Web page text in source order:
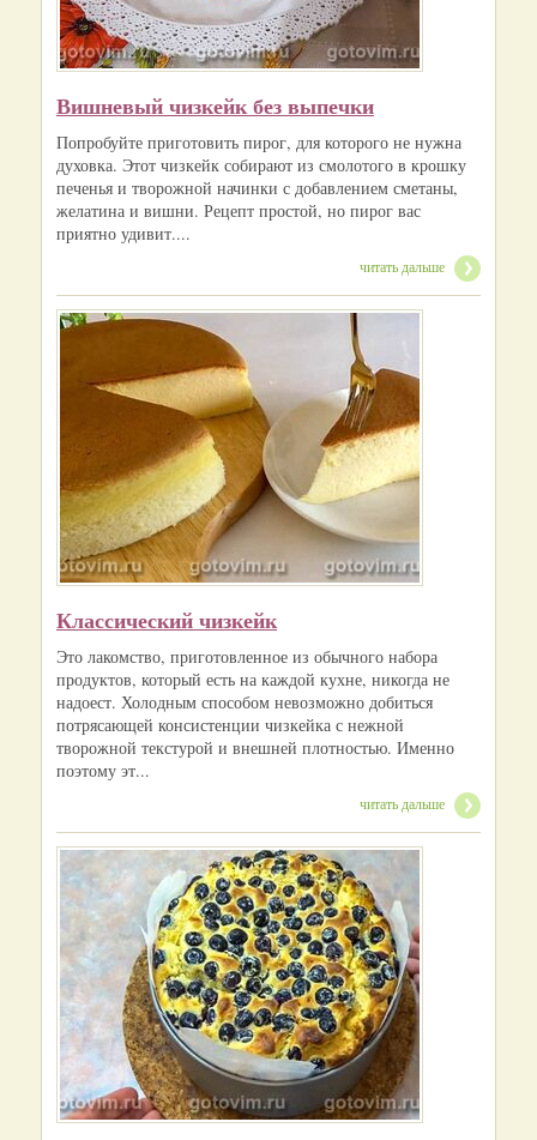
Вишневый чизкейк без выпечки
Попробуйте приготовить пирог, для которого не нужна
духовка. Этот чизкейк собирают из смолотого в крошку
печенья и творожной начинки с добавлением сметаны,
желатина и вишни. Рецепт простой, но пирог вас
приятно удивит....
читать дальше
Классический чизкейк
Это лакомство, приготовленное из обычного набора
продуктов, который есть на каждой кухне, никогда не
надоест. Холодным способом невозможно добиться
потрясающей консистенции чизкейка с нежной
творожной текстурой и внешней плотностью. Именно
поэтому эт...
читать дальше